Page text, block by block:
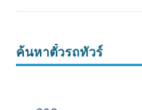
ค้นหาตั๋วรถทัวร์